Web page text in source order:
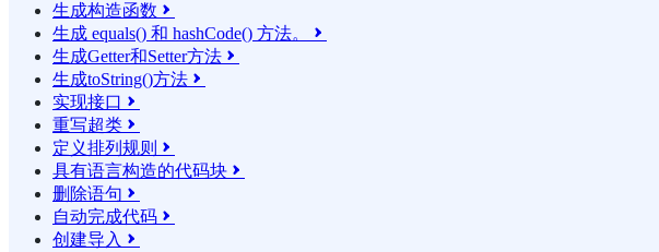
生成构造函数 
生成 equals() 和 hashCode() 方法。 
生成Getter和Setter方法 
生成toString()方法 
实现接口 
重写超类 
定义排列规则 
具有语言构造的代码块 
删除语句 
自动完成代码 
创建导入 